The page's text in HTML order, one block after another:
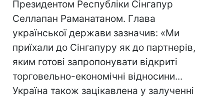
Президентом Республіки Сінгапур
Селлапан Раманатаном. Глава
української держави зазначив: «Ми
приїхали до Сінгапуру як до партнерів,
яким готові запропонувати відкриті
торговельно-економічні відносини...
Україна також зацікавлена у залученні